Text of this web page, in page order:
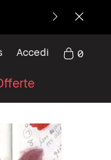
Accedi 0